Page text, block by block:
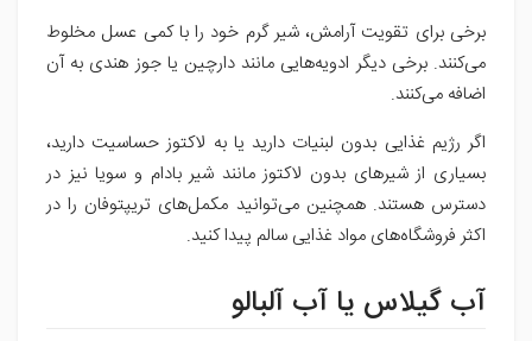
برخی برای تقویت آرامش، شیر گرم خود را با کمی عسل مخلوط
می‌کنند. برخی دیگر ادویه‌هایی مانند دارچین یا جوز هندی به آن
اضافه می‌کنند.
اگر رژیم غذایی بدون لبنیات دارید یا به لاکتوز حساسیت دارید،
بسیاری از شیرهای بدون لاکتوز مانند شیر بادام و سویا نیز در
دسترس هستند. همچنین می‌توانید مکمل‌های تریپتوفان را در
اکثر فروشگاه‌های مواد غذایی سالم پیدا کنید.
آب گیلاس یا آب آلبالو